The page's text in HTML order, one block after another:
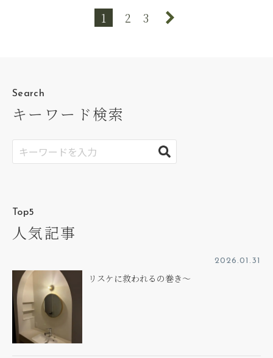
1 2 3
Search
キーワード検索
Top5
人気記事
2026.01.31
リスケに救われるの巻き～